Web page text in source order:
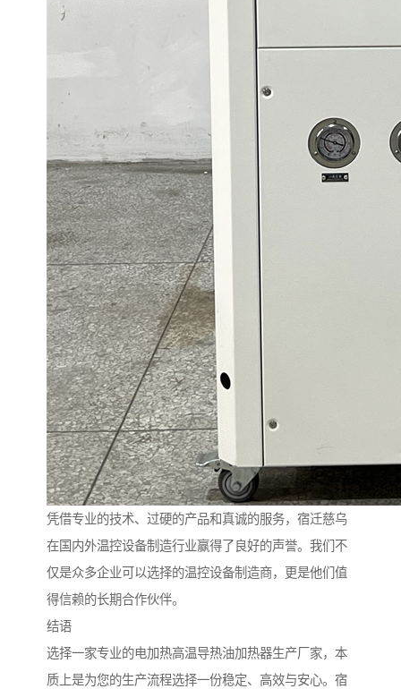
凭借专业的技术、过硬的产品和真诚的服务，宿迁慈乌
在国内外温控设备制造行业赢得了良好的声誉。我们不
仅是众多企业可以选择的温控设备制造商，更是他们值
得信赖的长期合作伙伴。
结语
选择一家专业的电加热高温导热油加热器生产厂家，本
质上是为您的生产流程选择一份稳定、高效与安心。宿